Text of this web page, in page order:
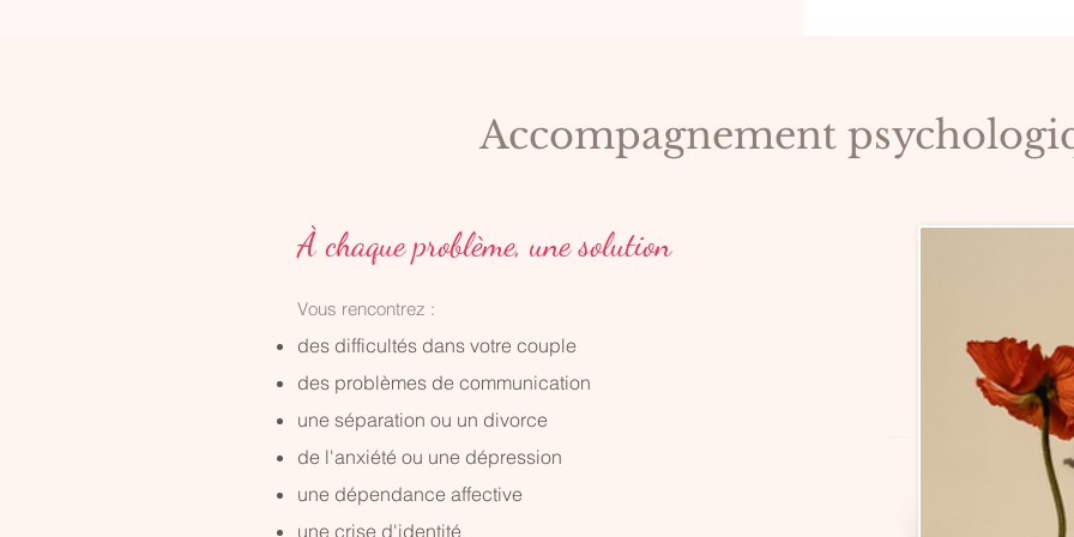
Accompagnement
À chaque problème, une solution
​Vous rencontrez :
des difficultés dans votre couple
des problèmes de communication
une séparation ou un divorce
de l'anxiété ou une dépression
une dépendance affective
une crise d'identité